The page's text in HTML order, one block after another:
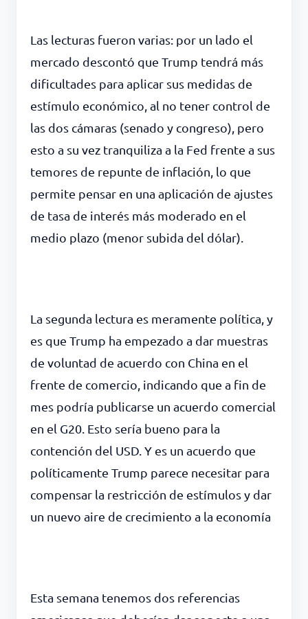
Las lecturas fueron varias: por un lado el
mercado descontó que Trump tendrá más
dificultades para aplicar sus medidas de
estímulo económico, al no tener control de
las dos cámaras (senado y congreso), pero
esto a su vez tranquiliza a la Fed frente a sus
temores de repunte de inflación, lo que
permite pensar en una aplicación de ajustes
de tasa de interés más moderado en el
medio plazo (menor subida del dólar).
La segunda lectura es meramente política, y
es que Trump ha empezado a dar muestras
de voluntad de acuerdo con China en el
frente de comercio, indicando que a fin de
mes podría publicarse un acuerdo comercial
en el G20. Esto sería bueno para la
contención del USD. Y es un acuerdo que
políticamente Trump parece necesitar para
compensar la restricción de estímulos y dar
un nuevo aire de crecimiento a la economía
Esta semana tenemos dos referencias